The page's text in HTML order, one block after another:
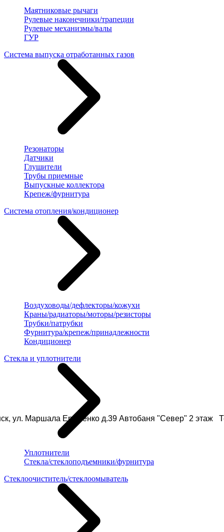
ул. Маршала Еременко д.39 Автобаня "Север" 2 этаж
Маятниковые рычаги
Рулевые наконечники/трапеции
Рулевые механизмы/валы
ГУР
Система выпуска отработанных газов
Резонаторы
Датчики
Глушители
Трубы приемные
Выпускные коллектора
Крепеж/фурнитура
Система отопления/кондиционер
Воздуховоды/дефлекторы/кожухи
Краны/радиаторы/моторы/резисторы
Трубки/патрубки
Фурнитура/крепеж/принадлежности
Кондиционер
Стекла и уплотнители
Уплотнители
Стекла/стеклоподъемники/фурнитура
Стеклоочиститель/стеклоомыватель